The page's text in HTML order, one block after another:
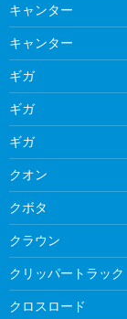
キャンター
キャンター
ギガ
ギガ
ギガ
クオン
クボタ
クラウン
クリッパートラック
クロスロード